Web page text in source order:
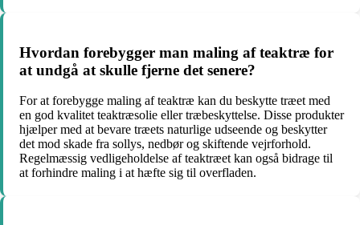
Hvordan forebygger man maling af teaktræ for
at undgå at skulle fjerne det senere?
For at forebygge maling af teaktræ kan du beskytte træet med
en god kvalitet teaktræsolie eller træbeskyttelse. Disse produkter
hjælper med at bevare træets naturlige udseende og beskytter
det mod skade fra sollys, nedbør og skiftende vejrforhold.
Regelmæssig vedligeholdelse af teaktræet kan også bidrage til
at forhindre maling i at hæfte sig til overfladen.